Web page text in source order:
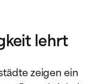
lehrt
zeigen ein